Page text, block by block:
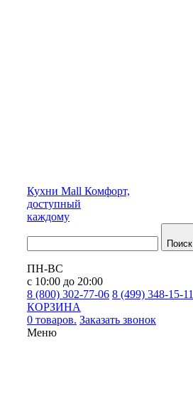
Кухни Mall Комфорт,
доступный
каждому
Поиск
ПН-ВС
с 10:00 до 20:00
8 (800) 302-77-06 8 (499) 348-15-11
КОРЗИНА
0 товаров. Заказать звонок
Меню